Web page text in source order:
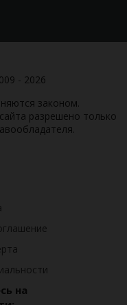
- 2026
законом.
разрешено только
на